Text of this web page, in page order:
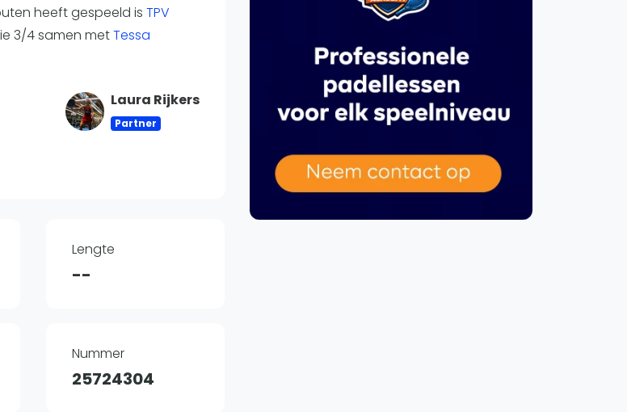
toernooien
WhatsApp
heeft gespeeld is TPV
3/4 samen metTessa
Laura Rijkers
Partner
Lengte
--
Nummer
25724304